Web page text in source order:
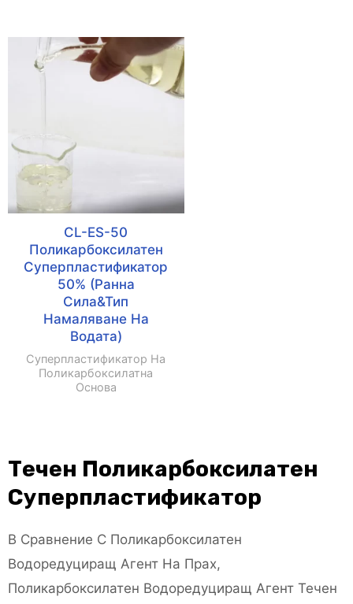
CL-ES-50
Поликарбоксилатен
Суперпластификатор
50% (ранна
Сила&Тип
Намаляване На
Водата)
Суперпластификатор На
Поликарбоксилатна
Основа
Течен Поликарбоксилатен
Суперпластификатор
В Сравнение С Поликарбоксилатен
Водоредуциращ Агент На Прах,
Поликарбоксилатен Водоредуциращ Агент Течен